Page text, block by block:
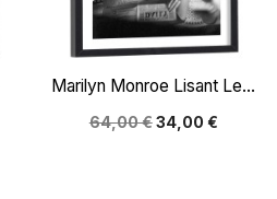
Marilyn Monroe Lisant Le...
64,00 €34,00 €